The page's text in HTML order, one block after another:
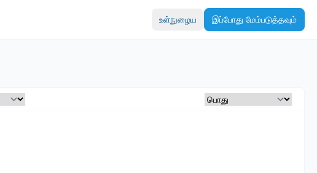
உள்நுழைய இப்போது மேம்படுத்தவும்